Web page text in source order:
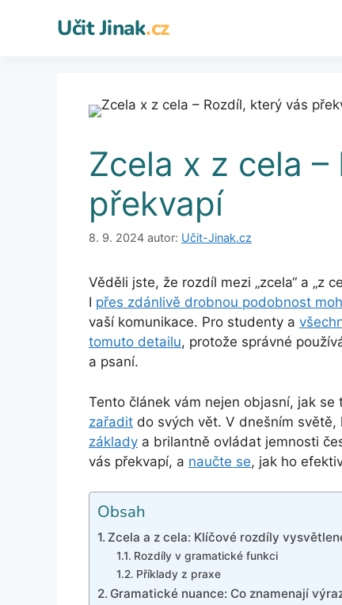
Učit Jinak.cz
Zcela x z cela
překvapí
8. 9. 2024 autor: Učit-Jinak.cz
Věděli jste, že rozdíl mezi „zcela“ a „z
I přes zdánlivě drobnou podobnost
vaší komunikace. Pro studenty a
tomuto detailu, protože správné
a psaní.
Tento článek vám nejen objasní, jak
zařadit do svých vět. V dnešním
základy a brilantně ovládat jemnosti
vás překvapí, a naučte se, jak ho
Obsah
Zcela a z cela: Klíčové rozdíly
Rozdíly v gramatické funkci
Příklady z praxe
Gramatické nuance: Co znamenají